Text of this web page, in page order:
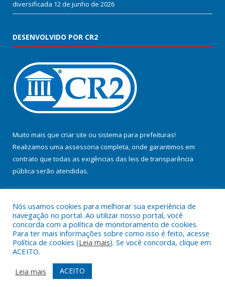
diversificada 12 de junho de 2026
DESENVOLVIDO POR CR2
Muito mais que criar site ou sistema para prefeituras!
Realizamos uma assessoria completa, onde garantimos em
contrato que todas as exigências das leis de transparência
pública serão atendidas.
Todos os direitos reservados a Prefeitura Municipal de Jacundá.
Mapa do Site
Acessar Área Administrativa
Acessar Webmail
Nós usamos cookies para melhorar sua experiência de
navegação no portal. Ao utilizar nosso portal, você
concorda com a política de monitoramento de cookies.
Para ter mais informações sobre como isso é feito, acesse
Política de cookies (Leia mais). Se você concorda, clique em
ACEITO.
Leia mais
ACEITO